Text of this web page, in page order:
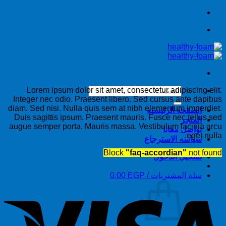
تخطي
البحث
عن:
الصفحه الرئيسيه
المتجر
تواصل معانا
سياسه الاسترجاع
تسجيل الدخول
سلة المشتريات / 0,00 EGP
Lorem ipsum dolor sit amet, consectetur adipiscing elit.
Integer nec odio. Praesent libero. Sed cursus ante dapibus
diam. Sed nisi. Nulla quis sem at nibh elementum imperdiet.
Duis sagittis ipsum. Praesent mauris. Fusce nec tellus sed
augue semper porta. Mauris massa. Vestibulum lacinia arcu
eget nulla.
Block "faq-accordian" not found